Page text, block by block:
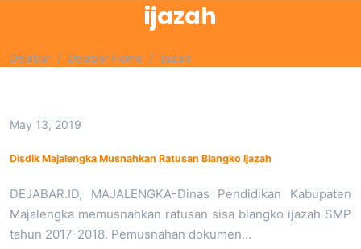
ijazah
Dejabar Dejabar Home ijazah
May 13, 2019
Disdik Majalengka Musnahkan Ratusan Blangko Ijazah
DEJABAR.ID, MAJALENGKA-Dinas Pendidikan Kabupaten
Majalengka memusnahkan ratusan sisa blangko ijazah SMP
tahun 2017-2018. Pemusnahan dokumen…